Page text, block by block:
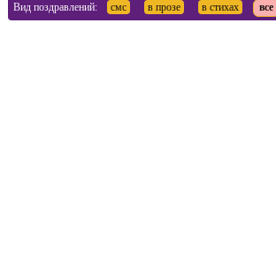
Вид поздравлений: смс в прозе в стихах все